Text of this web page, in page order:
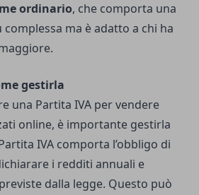
ordinario, che comporta una
ma è adatto a chi ha
gestirla
una Partita IVA per vendere
online, è importante gestirla
IVA comporta l’obbligo di
i redditi annuali e
dalla legge. Questo può